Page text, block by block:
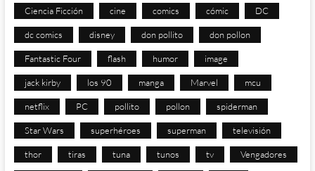
Ciencia Ficción cine comics cómic DC
dc comics disney don pollito don pollon
Fantastic Four flash humor image
jack kirby los 90 manga Marvel mcu
netflix PC pollito pollon spiderman
Star Wars superhéroes superman televisión
thor tiras tuna tunos tv Vengadores